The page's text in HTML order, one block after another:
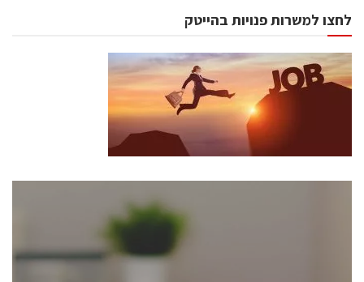
לחצו למשרות פנויות בהייטק
כנסים ואירועים